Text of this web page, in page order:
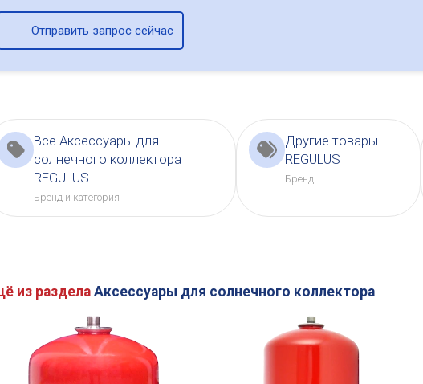
Отправить запрос сейчас
Все Аксессуары для
солнечного коллектора
REGULUS
Бренд и категория
Другие товары
REGULUS
Бренд
из разделаАксессуары для солнечного коллектора